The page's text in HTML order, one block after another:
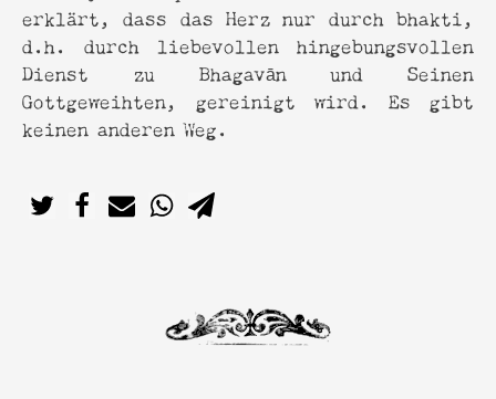
erklärt, dass das Herz nur durch bhakti,
d.h. durch liebevollen hingebungsvollen
Dienst zu Bhagavān und Seinen
Gottgeweihten, gereinigt wird. Es gibt
keinen anderen Weg.